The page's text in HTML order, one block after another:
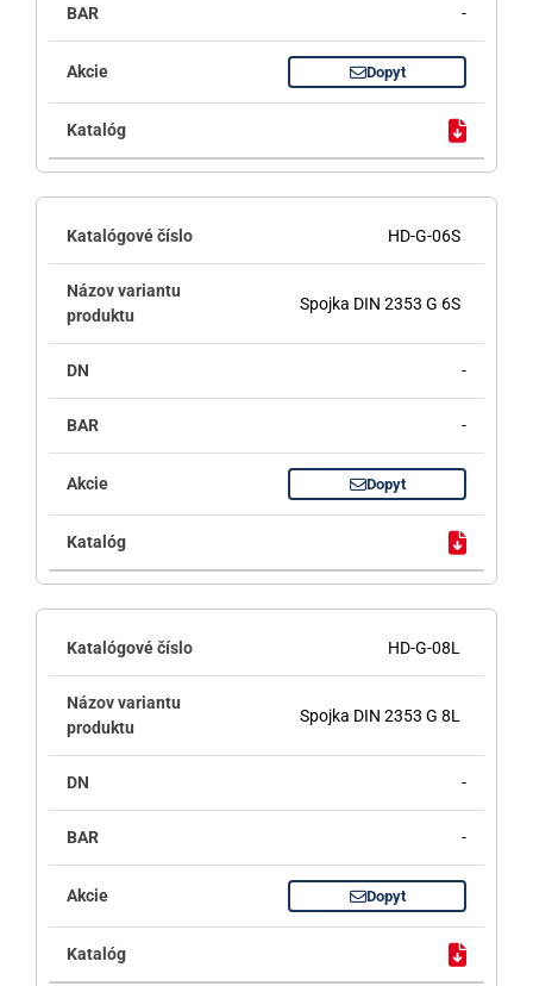
-
Dopyt
HD-G-06S
Spojka DIN 2353 G 6S
-
-
Dopyt
HD-G-08L
Spojka DIN 2353 G 8L
-
-
Dopyt